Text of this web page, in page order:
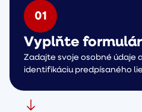
01
Vyplňte formulár
Zadajte svoje osobné údaje
identifikáciu predpísaného